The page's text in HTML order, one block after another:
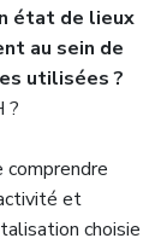
état de lieux
au sein de
utilisées ?
?
et
choisie